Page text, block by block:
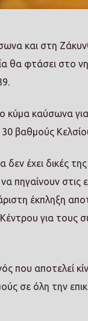
και στη
θα φτάσει στο
καύσωνα
βαθμούς
έχει δικές
πηγαίνουν
έκπληξη
για τους
που αποτελεί
σε όλη την